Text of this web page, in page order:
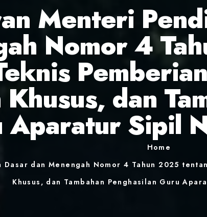
Menteri
Nomor 4
dan
Aparatur Sipil
Home
dan Menengah Nomor 4 Tahun 2025
Khusus, dan Tambahan Penghasilan Guru